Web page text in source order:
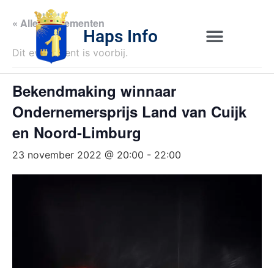
Haps Info
« Alle Evenementen
Dit evenement is voorbij.
Bekendmaking winnaar
Ondernemersprijs Land van Cuijk
en Noord-Limburg
23 november 2022 @ 20:00 - 22:00